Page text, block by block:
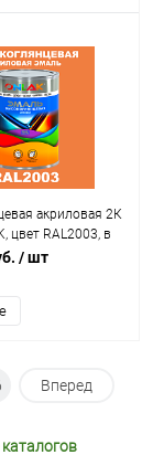
акриловая 2К
цвет RAL2003, в
/ шт
Вперед